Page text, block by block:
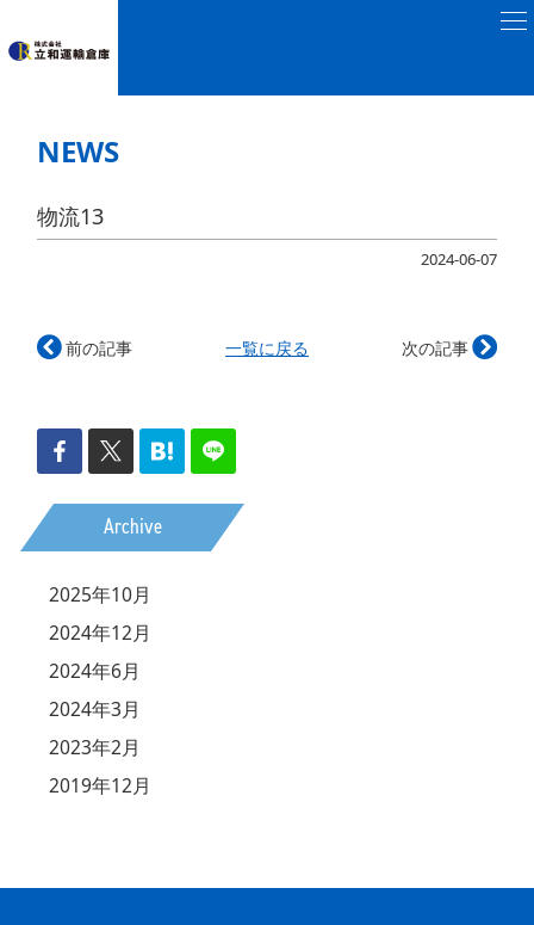
NEWS
物流13
2024-06-07
前の記事 一覧に戻る 次の記事
Archive
2025年10月
2024年12月
2024年6月
2024年3月
2023年2月
2019年12月